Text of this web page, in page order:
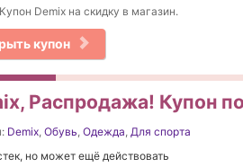
Demix на скидку в магазин.
купон
Распродажа! Купон
Demix, Обувь, Одежда, Для спорта
но может ещё действовать